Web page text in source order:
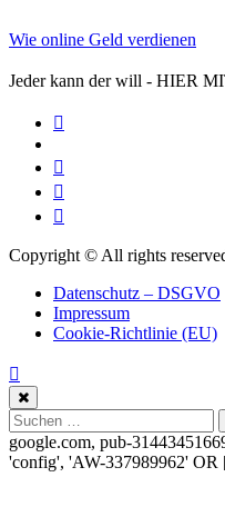
Wie online Geld verdienen
Jeder kann der will - HIER MIT
Copyright © All rights
Datenschutz – DSGVO
Impressum
Cookie-Richtlinie (EU)
Suchen
nach:
google.com, pub-
'config', 'AW-337989962' OR